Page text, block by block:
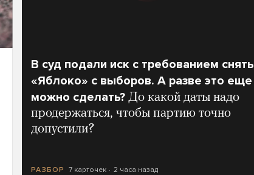
В суд подали иск с требованием снять
«Яблоко» с выборов. А разве это еще
можно сделать? До какой даты надо
продержаться, чтобы партию точно
допустили?
РАЗБОР 7 карточек 2 часа назад